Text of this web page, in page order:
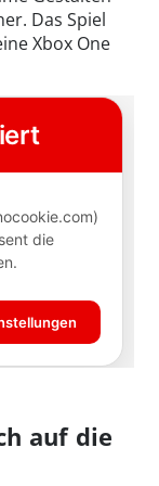
Das Spiel
Xbox One
auf die